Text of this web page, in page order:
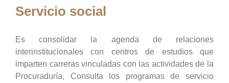
Servicio social
Es consolidar la agenda de relaciones
interinstitucionales con centros de estudios que
imparten carreras vinculadas con las actividades de la
Procuraduría, Consulta los programas de servicio